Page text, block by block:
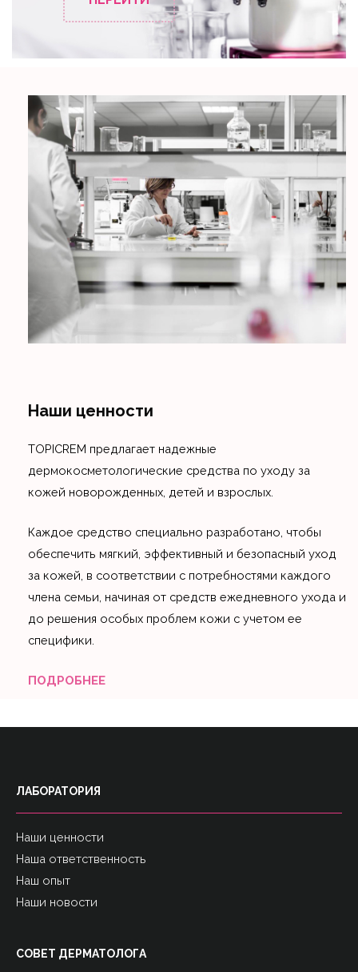
Наши ценности
TOPICREM предлагает надежные
дермокосметологические средства по уходу за
кожей новорожденных, детей и взрослых.
Каждое средство специально разработано, чтобы
обеспечить мягкий, эффективный и безопасный уход
за кожей, в соответствии с потребностями каждого
члена семьи, начиная от средств ежедневного ухода и
до решения особых проблем кожи с учетом ее
специфики.
ПОДРОБНЕЕ
ЛАБОРАТОРИЯ
Наши ценности
Наша ответственность
Наш опыт
Наши новости
СОВЕТ ДЕРМАТОЛОГА